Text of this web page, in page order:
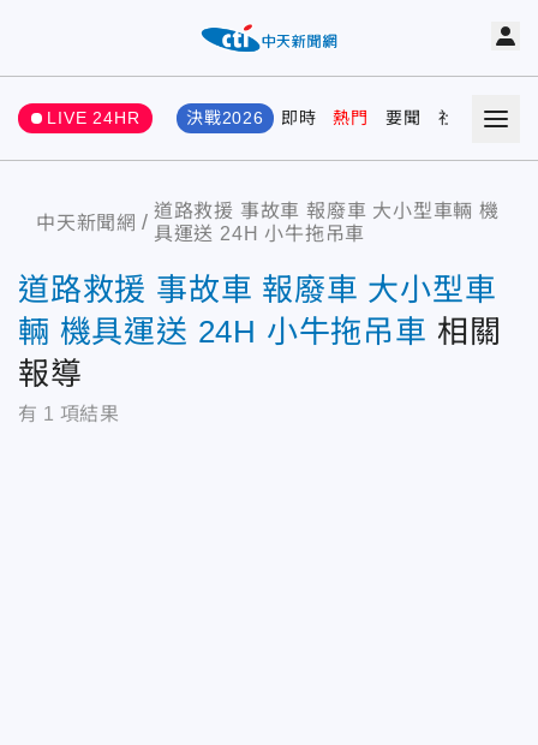
LIVE 24HR 決戰2026 即時 熱門 要聞 社會 娛樂
中天新聞網
道路救援 事故車 報廢車 大小型車輛 機
具運送 24H 小牛拖吊車
道路救援 事故車 報廢車 大小型車
輛 機具運送 24H 小牛拖吊車 相關
報導
有 1 項結果